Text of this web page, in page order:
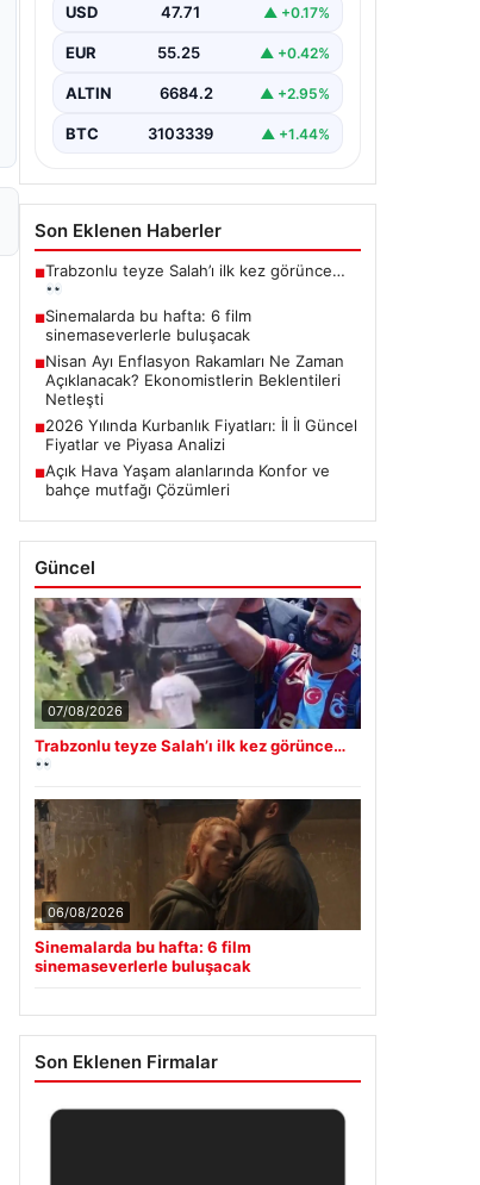
USD 47.71 ▲ +0.17%
EUR 55.25 ▲ +0.42%
ALTIN 6684.2 ▲ +2.95%
BTC 3103339 ▲ +1.44%
Son Eklenen Haberler
■Trabzonlu teyze Salah’ı ilk kez görünce…
■Sinemalarda bu hafta: 6 film
sinemaseverlerle buluşacak
■Nisan Ayı Enflasyon Rakamları Ne Zaman
Açıklanacak? Ekonomistlerin Beklentileri
Netleşti
■2026 Yılında Kurbanlık Fiyatları: İl İl Güncel
Fiyatlar ve Piyasa Analizi
■Açık Hava Yaşam alanlarında Konfor ve
bahçe mutfağı Çözümleri
Güncel
07/08/2026
Trabzonlu teyze Salah’ı ilk kez görünce…
06/08/2026
Sinemalarda bu hafta: 6 film
sinemaseverlerle buluşacak
Son Eklenen Firmalar